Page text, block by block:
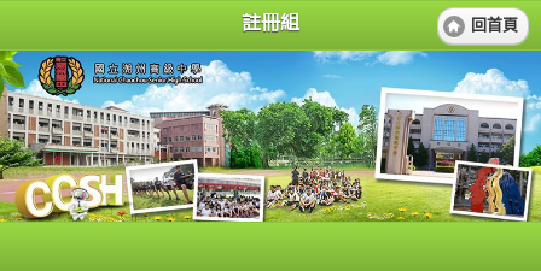
註冊組 回首頁